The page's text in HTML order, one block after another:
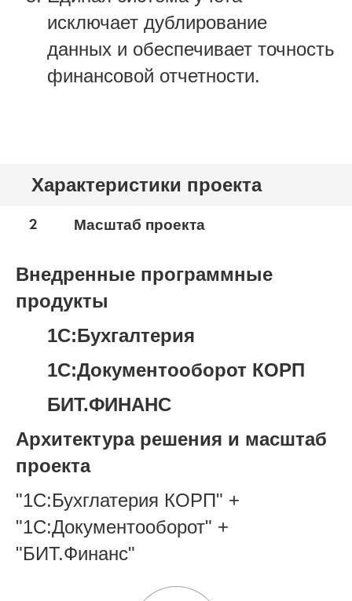
исключает дублирование
данных и обеспечивает точность
финансовой отчетности.
Характеристики проекта
2 Масштаб проекта
Внедренные программные
продукты
1С:Бухгалтерия
1С:Документооборот КОРП
БИТ.ФИНАНС
Архитектура решения и масштаб
проекта
"1С:Бухглатерия КОРП" +
"1С:Документооборот" +
"БИТ.Финанс"